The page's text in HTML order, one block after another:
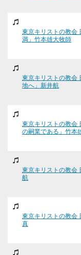
東京キリストの教会
満」竹本雄大牧師
東京キリストの教会
地へ」新井航
東京キリストの教会
の嗣業である」竹本
東京キリストの教会
航
東京キリストの教会
真